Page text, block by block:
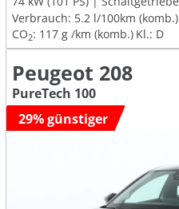
Verbrauch: 5.2 l/100km (komb.)
CO2: 117 g /km (komb.) Kl.: D
Peugeot 208
PureTech 100
29% günstiger